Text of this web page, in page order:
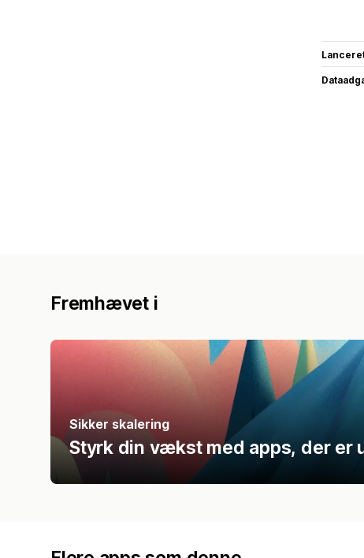
Fremhævet i
Sikker skalering
Styrk din vækst med apps, der er